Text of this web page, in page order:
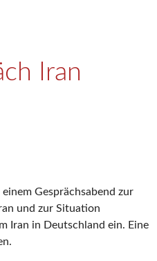
Iran
Gesprächsabend zur
und zur Situation
Iran in Deutschland ein. Eine